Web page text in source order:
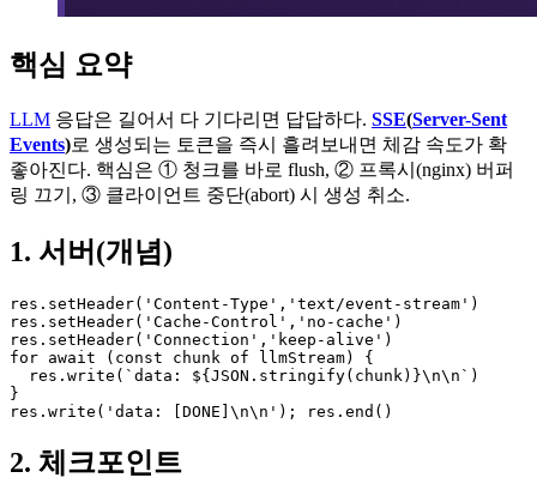
핵심 요약
LLM 응답은 길어서 다 기다리면 답답하다. SSE(Server-Sent
Events)로 생성되는 토큰을 즉시 흘려보내면 체감 속도가 확
좋아진다. 핵심은 ① 청크를 바로 flush, ② 프록시(nginx) 버퍼
링 끄기, ③ 클라이언트 중단(abort) 시 생성 취소.
1. 서버(개념)
res.setHeader('Content-Type','text/event-stream')
res.setHeader('Cache-Control','no-cache')
res.setHeader('Connection','keep-alive')
for await (const chunk of llmStream) {
  res.write(`data: ${JSON.stringify(chunk)}\n\n`)
}
res.write('data: [DONE]\n\n'); res.end()
2. 체크포인트